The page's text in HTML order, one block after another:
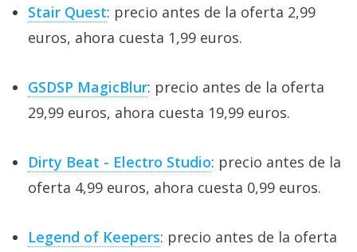
Stair Quest: precio antes de la oferta 2,99
euros, ahora cuesta 1,99 euros.
GSDSP MagicBlur: precio antes de la oferta
29,99 euros, ahora cuesta 19,99 euros.
Dirty Beat - Electro Studio: precio antes de la
oferta 4,99 euros, ahora cuesta 0,99 euros.
Legend of Keepers: precio antes de la oferta